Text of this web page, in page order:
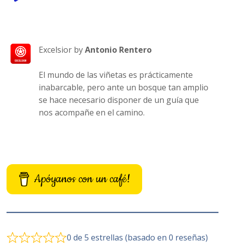
Excelsior byAntonio Rentero
El mundo de las viñetas es prácticamente
inabarcable, pero ante un bosque tan amplio
se hace necesario disponer de un guía que
nos acompañe en el camino.
Apóyanos con un café!
0 de 5 estrellas (basado en 0 reseñas)